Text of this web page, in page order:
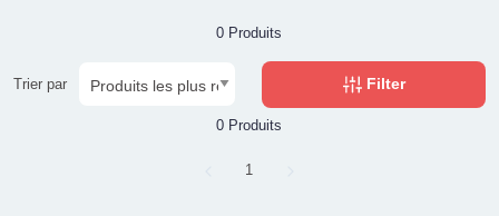
0 Produits
Trier par Filter
0 Produits
Page
1